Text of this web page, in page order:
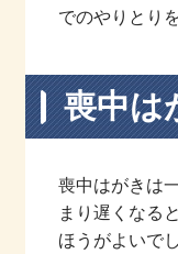
でのやりとり
喪中は
喪中はがきは
まり遅くなる
ほうがよいで